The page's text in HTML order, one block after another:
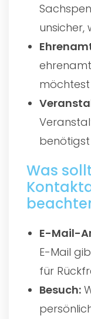
unsicher,
möchtest
Was
E-Mail-
E-Mail
für
Besuch: